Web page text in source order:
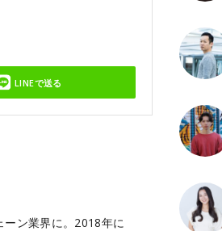
LINEで送る
ン業界に。2018年に